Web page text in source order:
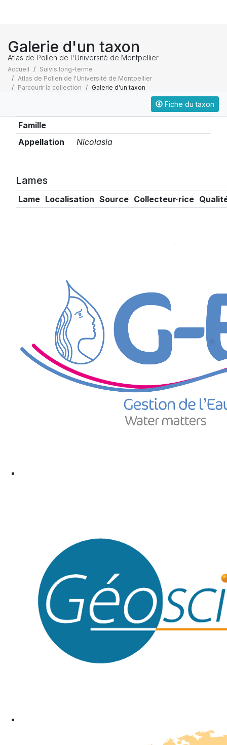
Galerie d'un taxon
Atlas de Pollen de l'Université de Montpellier
Accueil
Suivis long-terme
Atlas de Pollen de l'Université de Montpellier
Parcourir la collection
Galerie d'un taxon
Fiche du taxon
Famille
Appellation
Nicolasia
Lames
Lame Localisation Source Collecteur·rice